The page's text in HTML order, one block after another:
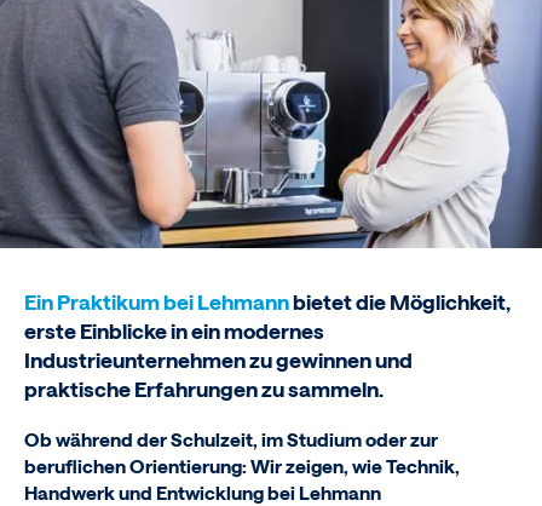
Ein Praktikum bei Lehmannbietet die Möglichkeit,
erste Einblicke in ein modernes
Industrieunternehmen zu gewinnen und
praktische Erfahrungen zu sammeln.
Ob während der Schulzeit, im Studium oder zur
beruflichen Orientierung: Wir zeigen, wie Technik,
Handwerk und Entwicklung bei Lehmann